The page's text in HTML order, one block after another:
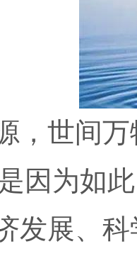
，世间
因为如
发展、